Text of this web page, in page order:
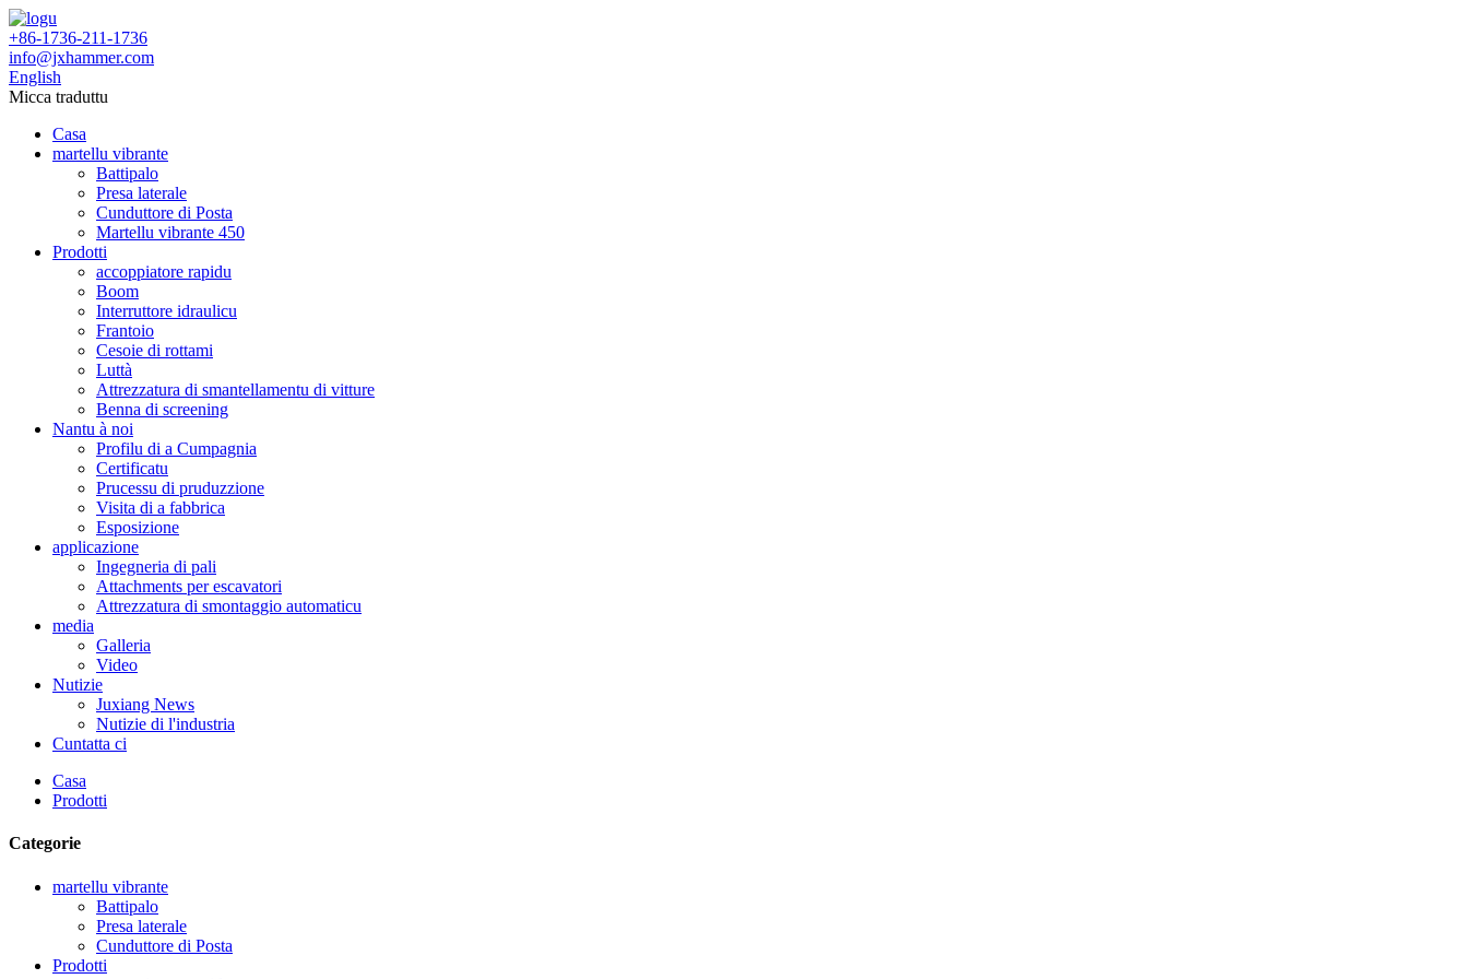
+86-1736-211-1736
info@jxhammer.com
English
Micca traduttu
Casa
martellu vibrante
Battipalo
Presa laterale
Cunduttore di Posta
Martellu vibrante 450
Prodotti
accoppiatore rapidu
Boom
Interruttore idraulicu
Frantoio
Cesoie di rottami
Luttà
Attrezzatura di smantellamentu di vitture
Benna di screening
Nantu à noi
Profilu di a Cumpagnia
Certificatu
Prucessu di pruduzzione
Visita di a fabbrica
Esposizione
applicazione
Ingegneria di pali
Attachments per escavatori
Attrezzatura di smontaggio automaticu
media
Galleria
Video
Nutizie
Juxiang News
Nutizie di l'industria
Cuntatta ci
Casa
Prodotti
Categorie
martellu vibrante
Battipalo
Presa laterale
Cunduttore di Posta
Prodotti